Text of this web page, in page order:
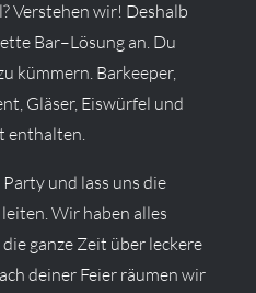
Verstehen wir! Deshalb
Bar–Lösung an. Du
kümmern. Barkeeper,
Gläser, Eiswürfel und
enthalten.
und lass uns die
Wir haben alles
ganze Zeit über leckere
deiner Feier räumen wir